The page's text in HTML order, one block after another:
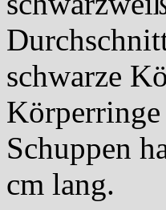
schwarze
Schuppen
cm lang.